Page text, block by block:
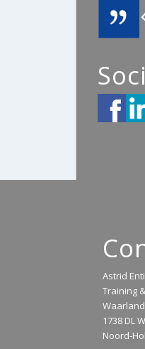
Astrid
Training
1738 DL
Noord-